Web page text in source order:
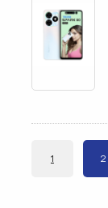
1 2